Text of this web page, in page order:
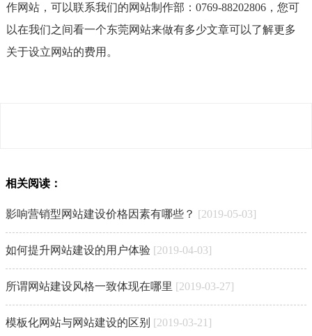
作网站，可以联系我们的网站制作部：0769-88202806，您可
以在我们之间看一个东莞网站来做有多少文章可以了解更多
关于设立网站的费用。
相关阅读：
影响营销型网站建设价格因素有哪些？ [2019-05-03]
如何提升网站建设的用户体验 [2019-04-03]
所谓网站建设风格一致体现在哪里 [2019-03-27]
模板化网站与网站建设的区别 [2019-03-21]